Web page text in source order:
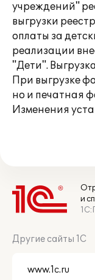
учреждений"
выгрузки
оплаты за
реализации
"Дети".
При выгрузке
но и печатная
Изменения
и
Другие сайты 1С